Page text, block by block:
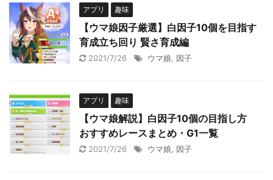
アプリ 趣味
【ウマ娘因子厳選】白因子10個を目指す
育成立ち回り 賢さ育成編
2021/7/26 ウマ娘 因子
アプリ 趣味
【ウマ娘解説】白因子10個の目指し方
おすすめレースまとめ・G1一覧
2021/7/26 ウマ娘 因子